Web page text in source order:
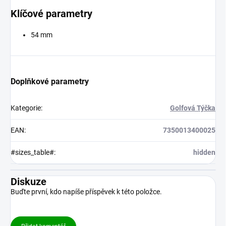
Klíčové parametry
54 mm
Doplňkové parametry
Kategorie: Golfová Týčka
EAN: 7350013400025
#sizes_table#: hidden
Diskuze
Buďte první, kdo napíše příspěvek k této položce.